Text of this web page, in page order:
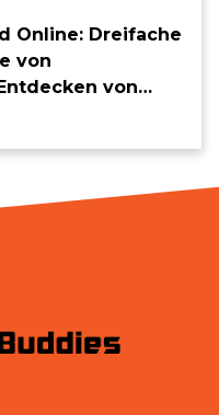
Online: Dreifache
von
von
Missionen